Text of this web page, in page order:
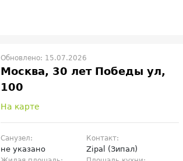
Обновлено: 15.07.2026
Москва, 30 лет Победы ул,
100
На карте
Санузел:
не указано
Контакт:
Zipal (Зипал)